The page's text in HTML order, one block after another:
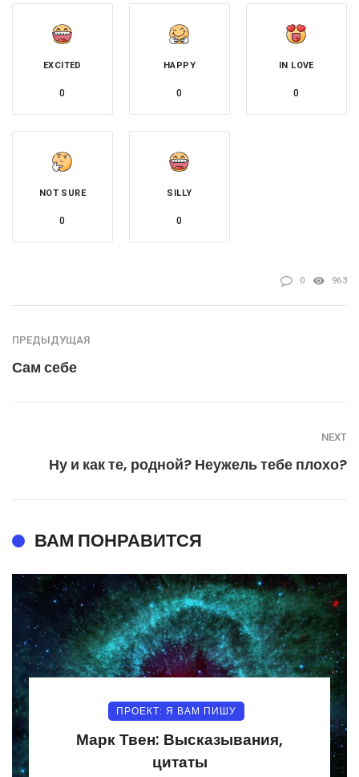
EXCITED
0
HAPPY
0
IN LOVE
0
NOT SURE
0
SILLY
0
0 963
ПРЕДЫДУЩАЯ
Сам себе
NEXT
Ну и как те, родной? Неужель тебе плохо?
ВАМ ПОНРАВИТСЯ
ПРОЕКТ: Я ВАМ ПИШУ
Марк Твен: Высказывания,
цитаты